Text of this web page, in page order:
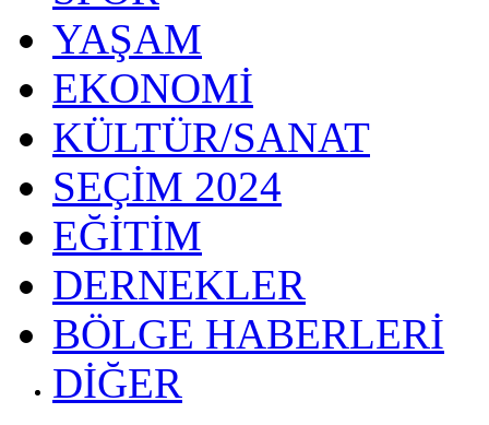
YAŞAM
EKONOMİ
KÜLTÜR/SANAT
SEÇİM 2024
EĞİTİM
DERNEKLER
BÖLGE HABERLERİ
DİĞER